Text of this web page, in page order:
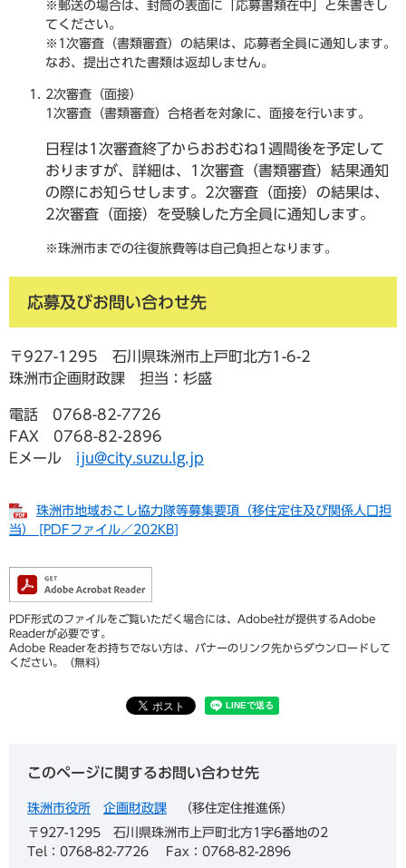
※郵送の場合は、封筒の表面に「応募書類在中」と朱書きし
てください。
※1次審査（書類審査）の結果は、応募者全員に通知します。
なお、提出された書類は返却しません。
2次審査（面接）
1次審査（書類審査）合格者を対象に、面接を行います。
日程は1次審査終了からおおむね1週間後を予定して
おりますが、詳細は、1次審査（書類審査）結果通知
の際にお知らせします。2次審査（面接）の結果は、
2次審査（面接）を受験した方全員に通知します。
※珠洲市までの往復旅費等は自己負担となります。
応募及びお問い合わせ先
〒927-1295 石川県珠洲市上戸町北方1-6-2
珠洲市企画財政課 担当：杉盛
電話 0768-82-7726
FAX 0768-82-2896
Eメール iju@city.suzu.lg.jp
珠洲市地域おこし協力隊等募集要項（移住定住及び関係人口担
当） [PDFファイル／202KB]
PDF形式のファイルをご覧いただく場合には、Adobe社が提供するAdobe
Readerが必要です。
Adobe Readerをお持ちでない方は、バナーのリンク先からダウンロードして
ください。（無料）
このページに関するお問い合わせ先
珠洲市役所 企画財政課
移住定住推進係
〒927-1295
石川県珠洲市上戸町北方1字6番地の2
Tel：0768-82-7726
Fax：0768-82-2896